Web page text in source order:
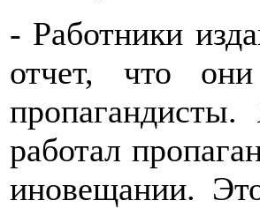
- Работники
отчет, что
работал
иновещании.